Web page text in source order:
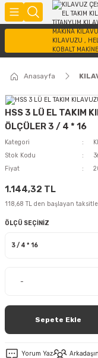
Anasayfa
HSS 3 LÜ EL TAKIM
ÖLÇÜLER 3 / 4 * 16
Kategori
Stok Kodu
Fiyat
1.144,32 TL
118,68 TL den başlayan
ÖLÇÜ SEÇİNİZ
-
Sepete Ekle
Yorum Yaz